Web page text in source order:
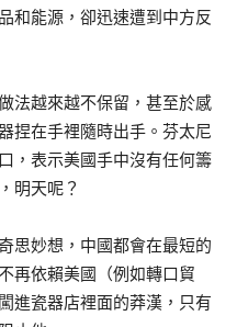
和能源，卻迅速遭到中方反
法越來越不保留，甚至於感
捏在手裡隨時出手。芬太尼
，表示美國手中沒有任何籌
明天呢？
思妙想，中國都會在最短的
再依賴美國（例如轉口貿
進瓷器店裡面的莽漢，只有